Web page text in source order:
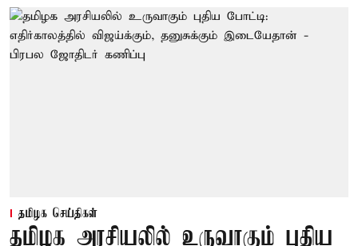
தமிழக செய்திகள்
தமிழக அரசியலில் உருவாகும் புதிய